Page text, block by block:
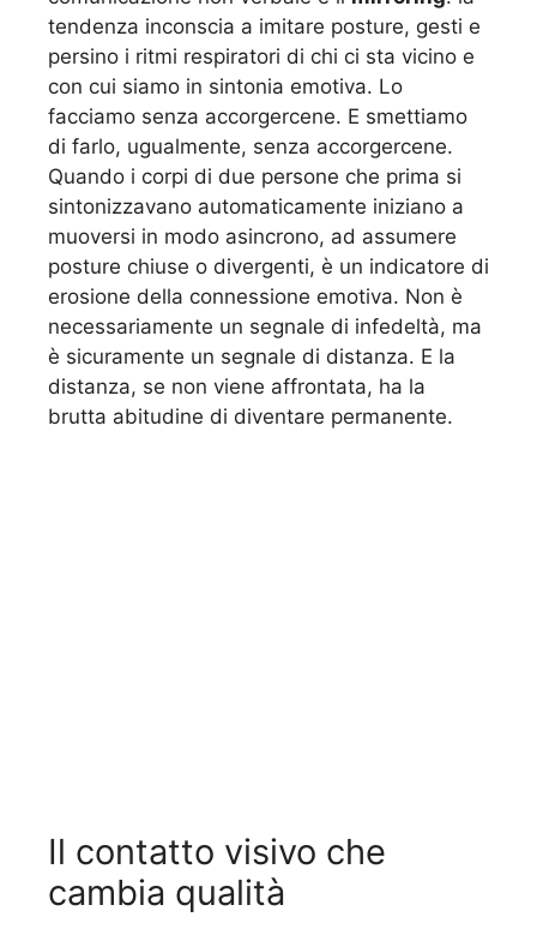
tendenza inconscia a imitare posture, gesti e
persino i ritmi respiratori di chi ci sta vicino e
con cui siamo in sintonia emotiva. Lo
facciamo senza accorgercene. E smettiamo
di farlo, ugualmente, senza accorgercene.
Quando i corpi di due persone che prima si
sintonizzavano automaticamente iniziano a
muoversi in modo asincrono, ad assumere
posture chiuse o divergenti, è un indicatore di
erosione della connessione emotiva. Non è
necessariamente un segnale di infedeltà, ma
è sicuramente un segnale di distanza. E la
distanza, se non viene affrontata, ha la
brutta abitudine di diventare permanente.
Il contatto visivo che
cambia qualità